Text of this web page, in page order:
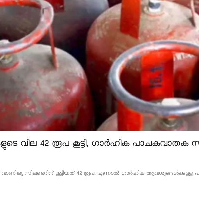
വില 42 രൂപ കൂട്ടി, ഗാർഹിക പാചകവാതക
സിലണ്ടറിന് കൂട്ടിയത് 42 രൂപ. എന്നാൽ ഗാർഹിക ആവശ്യങ്ങൾക്കുള്ള